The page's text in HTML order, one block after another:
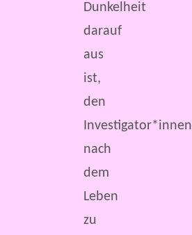
Dunkelheit
darauf
aus
ist,
den
Investigator*innen
nach
dem
Leben
zu